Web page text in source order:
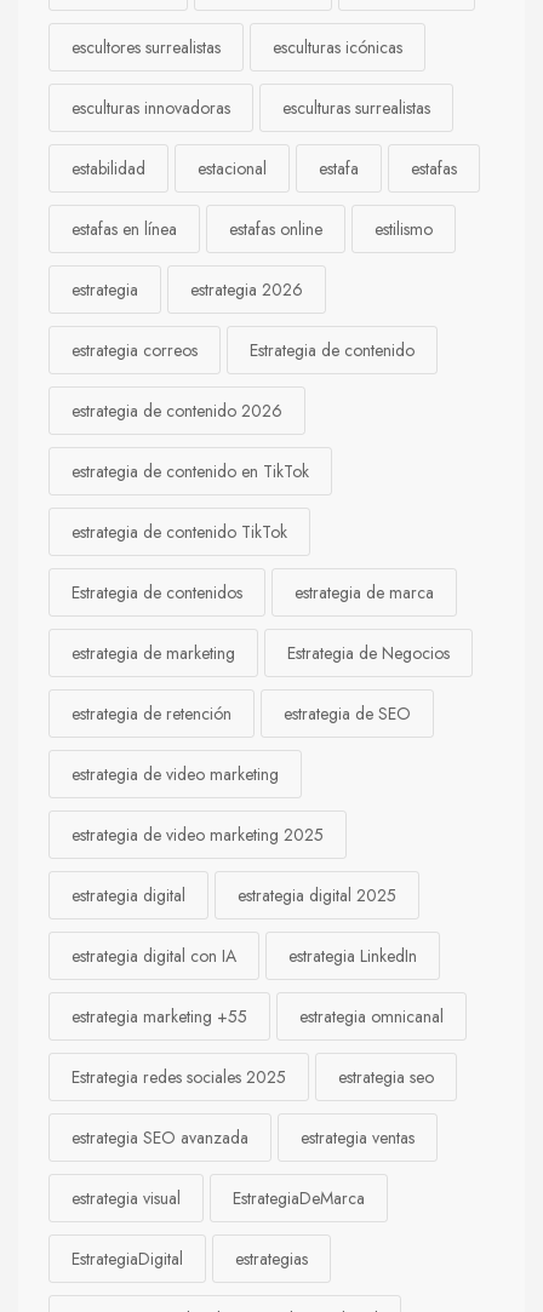
escultores surrealistas esculturas icónicas
esculturas innovadoras esculturas surrealistas
estabilidad estacional estafa estafas
estafas en línea estafas online estilismo
estrategia estrategia 2026
estrategia correos Estrategia de contenido
estrategia de contenido 2026
estrategia de contenido en TikTok
estrategia de contenido TikTok
Estrategia de contenidos estrategia de marca
estrategia de marketing Estrategia de Negocios
estrategia de retención estrategia de SEO
estrategia de video marketing
estrategia de video marketing 2025
estrategia digital estrategia digital 2025
estrategia digital con IA estrategia LinkedIn
estrategia marketing +55 estrategia omnicanal
Estrategia redes sociales 2025 estrategia seo
estrategia SEO avanzada estrategia ventas
estrategia visual EstrategiaDeMarca
EstrategiaDigital estrategias